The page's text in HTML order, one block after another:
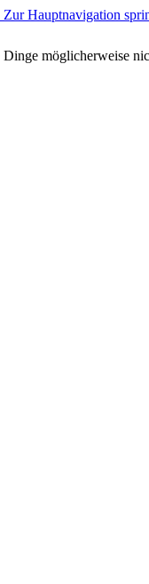
Zur Hauptnavigation
möglicherweise